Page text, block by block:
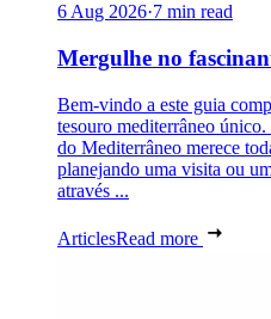
6 Aug 2026·7 min read
Mergulhe no
Bem-vindo a este guia
tesouro mediterrâneo
do Mediterrâneo merece
planejando uma visita ou
através ...
ArticlesRead more